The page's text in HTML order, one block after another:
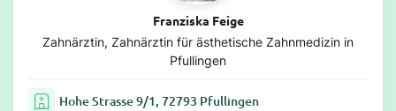
Franziska Feige
Zahnärztin, Zahnärztin für ästhetische Zahnmedizin in
Pfullingen
Hohe Strasse 9/1, 72793 Pfullingen